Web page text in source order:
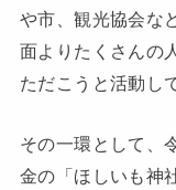
や市、観光協会な
面よりたくさんの
ただこうと活動し
その一環として、
金の「ほしいも神